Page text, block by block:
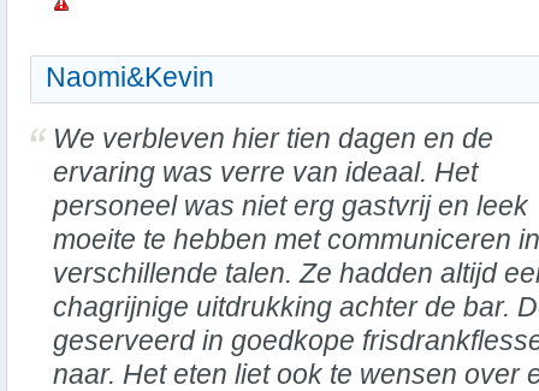
Naomi&Kevin
We verbleven hier tien dagen en de
ervaring was verre van ideaal. Het
personeel was niet erg gastvrij en leek
moeite te hebben met communiceren in
verschillende talen. Ze hadden altijd
chagrijnige uitdrukking achter de bar.
geserveerd in goedkope
naar. Het eten liet ook te wensen over